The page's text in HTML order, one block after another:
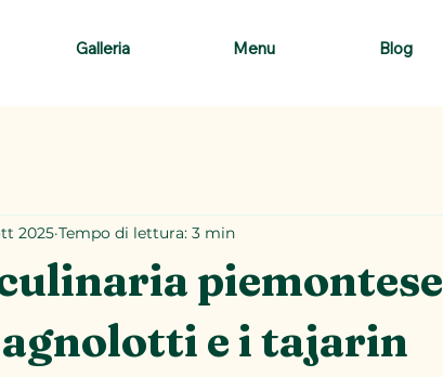
Galleria Menu Blog
piemontese
e i tajarin
2025 Tempo di lettura: 3 min